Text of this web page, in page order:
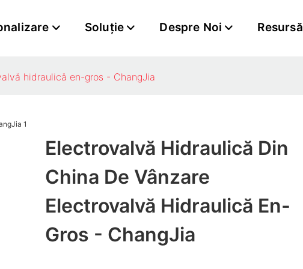
Soluţie Despre Noi Resursă
hidraulică en-gros - ChangJia
Electrovalvă Hidraulică Din
China De Vânzare​
Electrovalvă Hidraulică En-
Gros - ChangJia